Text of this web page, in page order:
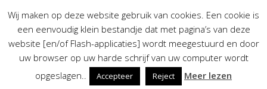
content
Wij maken op deze website gebruik van cookies. Een cookie is
een eenvoudig klein bestandje dat met pagina’s van deze
website [en/of Flash-applicaties] wordt meegestuurd en door
uw browser op uw harde schrijf van uw computer wordt
opgeslagen..
Accepteer Reject Meer lezen